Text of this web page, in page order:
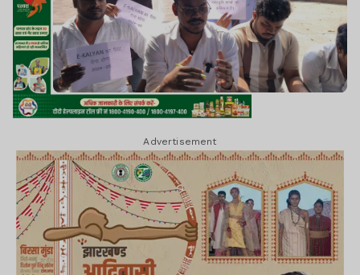
Advertisement